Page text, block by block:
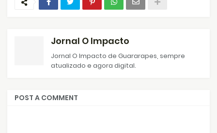
Jornal O Impacto
Jornal O Impacto de Guararapes, sempre
atualizado e agora digital.
POST A COMMENT